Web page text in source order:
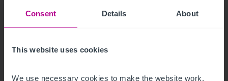
Consent Details About
This website uses cookies
We use necessary cookies to make the website work.